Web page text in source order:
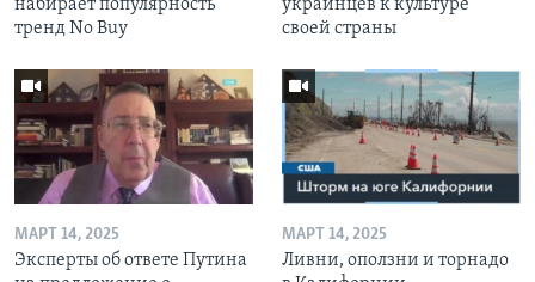
набирает популярность
тренд No Buy
украинцев к культуре
своей страны
МАРТ 14, 2025
Эксперты об ответе Путина
МАРТ 14, 2025
Ливни, оползни и торнадо